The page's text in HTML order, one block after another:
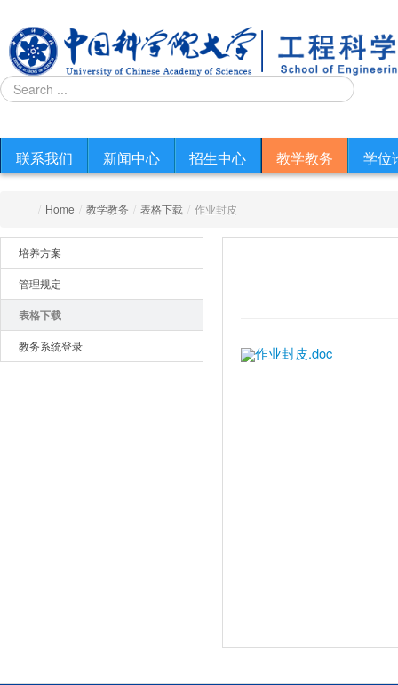
联系我们 新闻中心 招生中心 教学教务 学位
/ Home / 教学教务 / 表格下载 / 作业封皮
培养方案
管理规定
表格下载
教务系统登录 作业封皮.doc